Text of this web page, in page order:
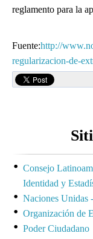
reglamento para la
Fuente:http://
regularizacion-de-
Consejo
Identidad y
Naciones Unidas
Organización de
Poder Ciudadano